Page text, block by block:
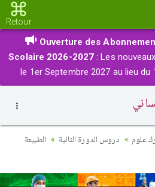
Retour
Ouverture des
Scolaire 2026-2027 : Les
le 1er Septembre 2027 au lieu du
علوم دروس الدورة الثانية
الطبيعة